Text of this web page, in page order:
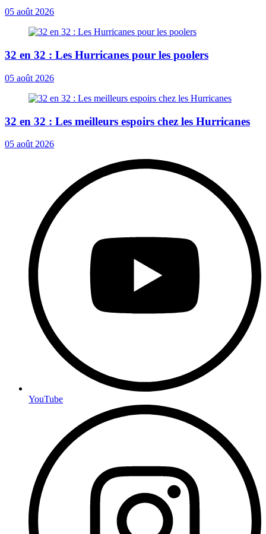
05 août 2026
32 en 32 : Les Hurricanes pour les poolers
05 août 2026
32 en 32 : Les meilleurs espoirs chez les Hurricanes
05 août 2026
YouTube